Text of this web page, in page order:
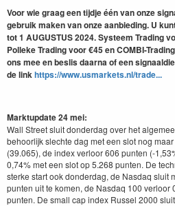
Voor wie graag een tijdje één van onze
gebruik maken van onze aanbieding. U
tot 1 AUGUSTUS 2024. Systeem Trading
Polleke Trading voor €45 en COMBI-
ons mee en beslis daarna of een
de linkhttps://www.usmarkets.nl/trade...
Marktupdate 24 mei:
Wall Street sluit donderdag over het
behoorlijk slechte dag met een slot nog
(39.065), de index verloor 606 punten (-
0,74% met een slot op 5.268 punten. De
sterke start ook donderdag, de Nasdaq sluit
punten uit te komen, de Nasdaq 100 verloor
punten. De small cap index Russel 2000